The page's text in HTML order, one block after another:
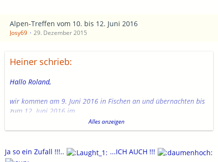
Alpen-Treffen vom 10. bis 12. Juni 2016
Josy69 29. Dezember 2015
Heiner schrieb:
Hallo Roland,
wir kommen am 9. Juni 2016 in Fischen an und übernachten bis
zum 12. Juni 2016 im
Am Burgstall 10
87538 Fischen
Alles anzeigen
Ja so ein Zufall !!!.. ...ICH AUCH !!!